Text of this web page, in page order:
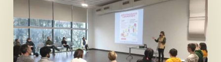
laboratorio
RiosConCiencia